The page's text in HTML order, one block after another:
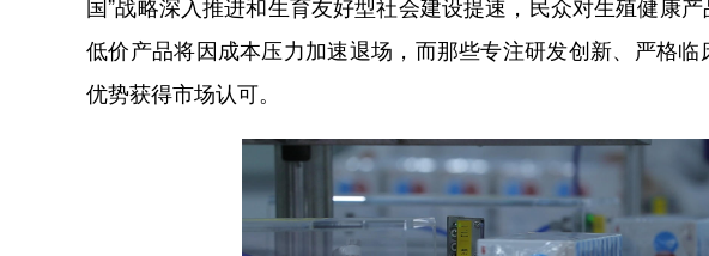
国”战略深入推进和生育友好型社会建设提速，民众对生殖健康
低价产品将因成本压力加速退场，而那些专注研发创新、严格
优势获得市场认可。